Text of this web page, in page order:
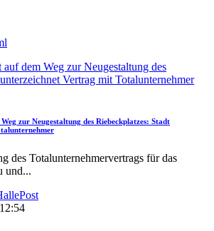
zur Neugestaltung des Riebeckplatzes: Stadt
des Totalunternehmervertrags für das
und...